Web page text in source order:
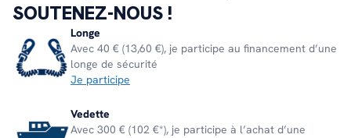
SOUTENEZ-NOUS !
Longe
Avec 40 € (13,60 €), je participe au financement d’une
longe de sécurité
Je participe
Vedette
Avec 300 € (102 €*), je participe à l’achat d’une